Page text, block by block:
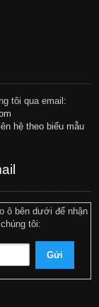
tôi qua email:
hệ theo biểu mẫu
ô bên dưới để nhận
tôi: